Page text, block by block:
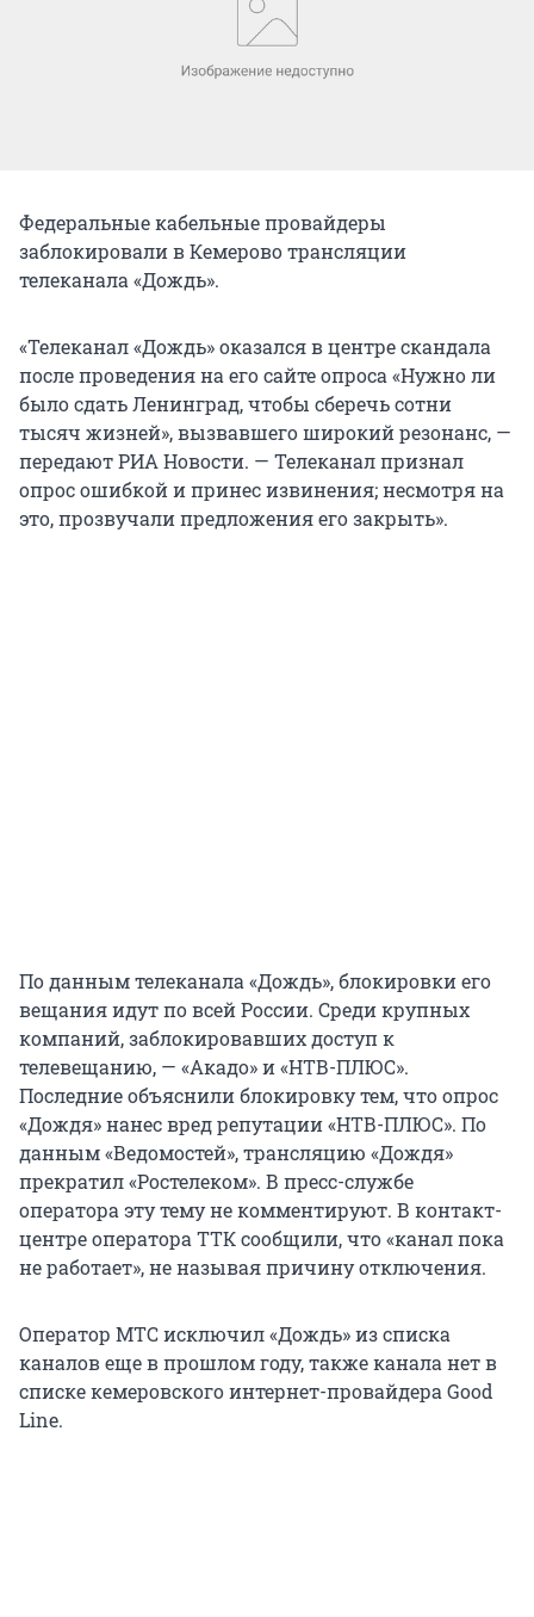
Федеральные кабельные провайдеры
заблокировали в Кемерово трансляции
телеканала «Дождь».
«Телеканал «Дождь» оказался в центре скандала
после проведения на его сайте опроса «Нужно ли
было сдать Ленинград, чтобы сберечь сотни
тысяч жизней», вызвавшего широкий резонанс, —
передают РИА Новости. — Телеканал признал
опрос ошибкой и принес извинения; несмотря на
это, прозвучали предложения его закрыть».
По данным телеканала «Дождь», блокировки его
вещания идут по всей России. Среди крупных
компаний, заблокировавших доступ к
телевещанию, — «Акадо» и «НТВ-ПЛЮС».
Последние объяснили блокировку тем, что опрос
«Дождя» нанес вред репутации «НТВ-ПЛЮС». По
данным «Ведомостей», трансляцию «Дождя»
прекратил «Ростелеком». В пресс-службе
оператора эту тему не комментируют. В контакт-
центре оператора ТТК сообщили, что «канал пока
не работает», не называя причину отключения.
Оператор МТС исключил «Дождь» из списка
каналов еще в прошлом году, также канала нет в
списке кемеровского интернет-провайдера Good
Line.